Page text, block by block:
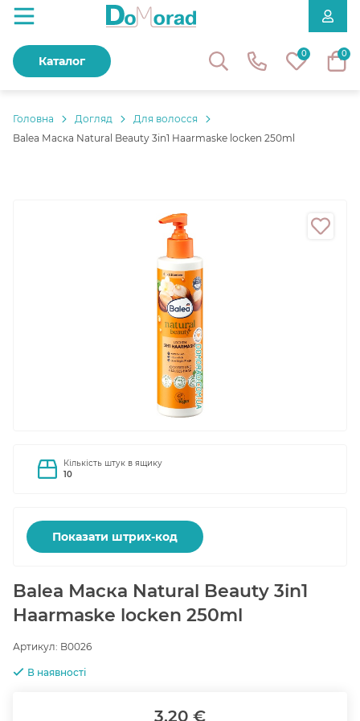
0 0
Каталог
Головнa Догляд
Для волосся
Balea Маска Natural Beauty 3in1 Haarmaske locken 250ml
Кількість штук в ящику
10
Показати штрих-код
Balea Маска Natural Beauty 3in1
Haarmaske locken 250ml
Артикул: B0026
В наявності
3.20 €